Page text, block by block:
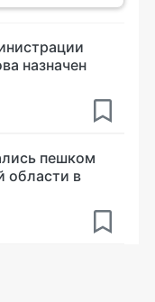
назначен
пешком
области в